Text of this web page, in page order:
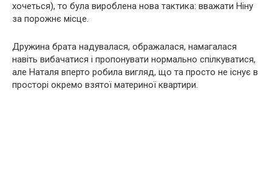
хочеться), то була вироблена нова тактика: вважати Ніну
за порожнє місце.
Дружина брата надувалася, ображалася, намагалася
навіть вибачатися і пропонувати нормально спілкуватися,
але Наталя вперто робила вигляд, що та просто не існує в
просторі окремо взятої материної квартири.